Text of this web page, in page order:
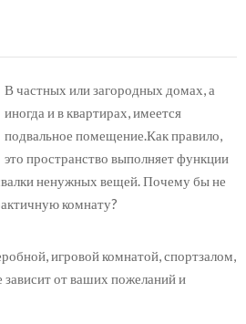
В частных или загородных домах, а
иногда и в квартирах, имеется
подвальное помещение.Как правило,
это пространство выполняет функции
ненужных вещей. Почему бы не
комнату?
игровой комнатой, спортзалом,
от ваших пожеланий и